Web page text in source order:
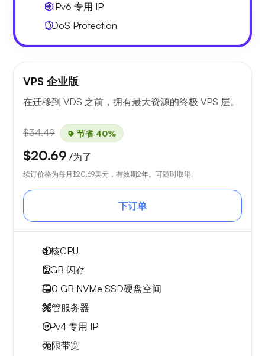
8 IPv6 专用 IP
DDoS Protection
VPS 企业版
在迁移到 VDS 之前，拥有最大资源的终极 VPS 层。
$34.49 节省 40%
$20.69 /为了
续订价格为每月$20.69美元，有效期2年。可随时取消。
下订单
4核CPU
6 GB 闪存
100 GB NVMe SSD硬盘空间
托管服务器
1 IPv4 专用 IP
无限带宽